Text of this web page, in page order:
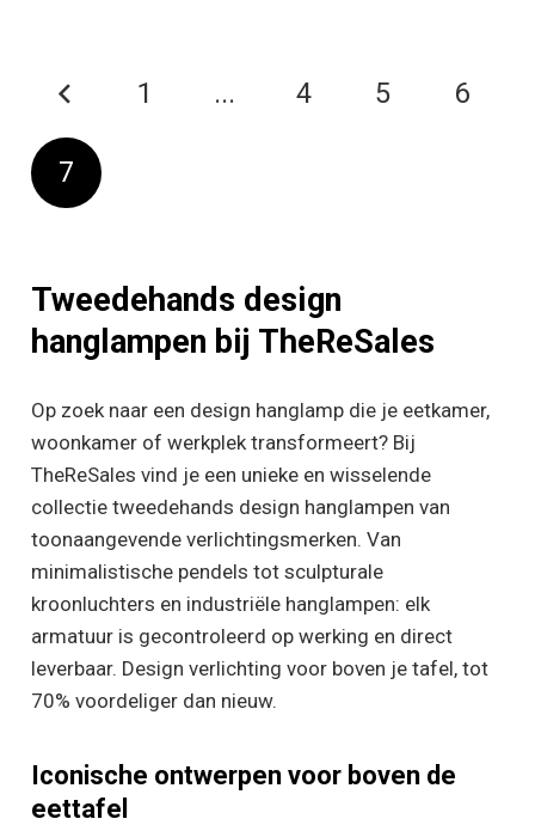
1 ... 4 5 6
7
Tweedehands design
hanglampen bij TheReSales
Op zoek naar een design hanglamp die je eetkamer,
woonkamer of werkplek transformeert? Bij
TheReSales vind je een unieke en wisselende
collectie tweedehands design hanglampen van
toonaangevende verlichtingsmerken. Van
minimalistische pendels tot sculpturale
kroonluchters en industriële hanglampen: elk
armatuur is gecontroleerd op werking en direct
leverbaar. Design verlichting voor boven je tafel, tot
70% voordeliger dan nieuw.
Iconische ontwerpen voor boven de
eettafel